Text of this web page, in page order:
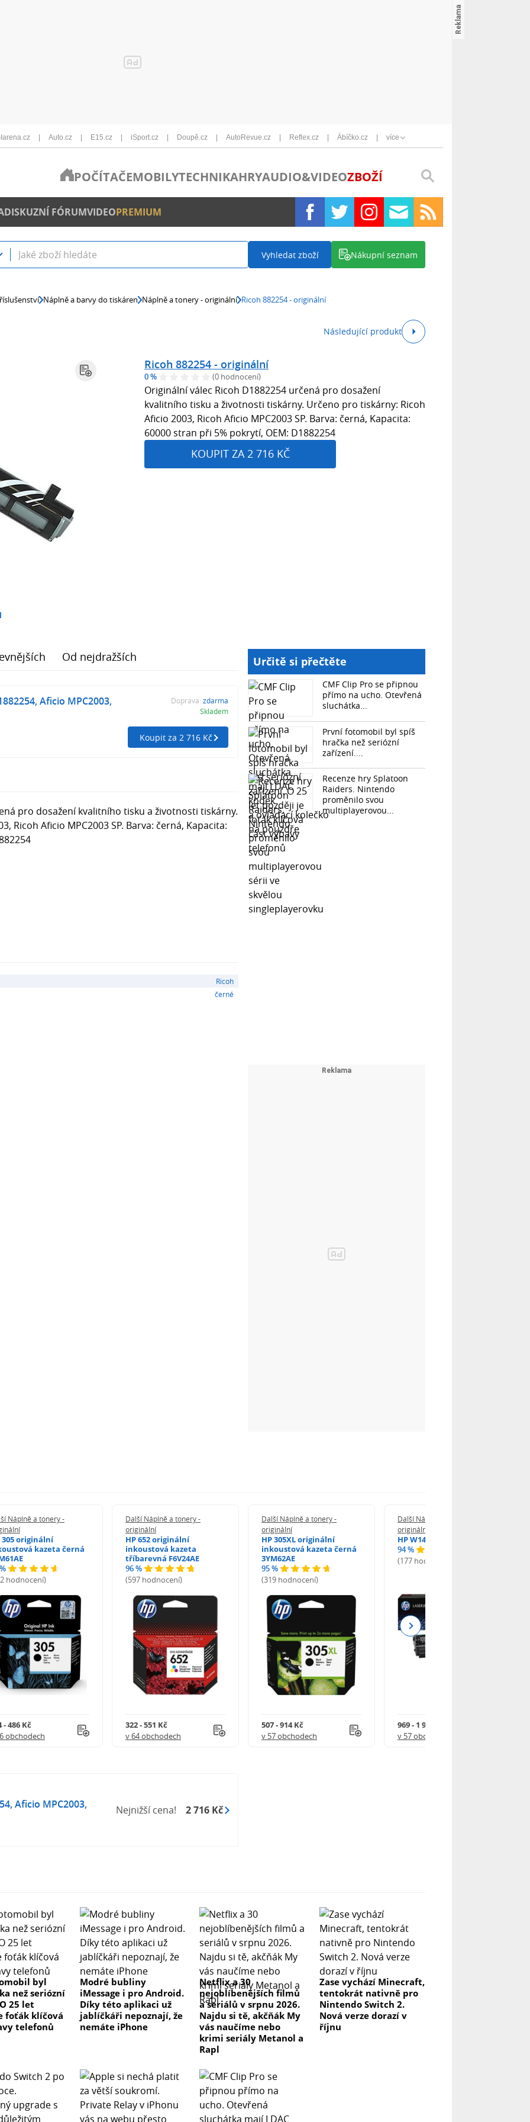
Auto.cz E15.cz iSport.cz Doupě.cz AutoRevue.cz Reflex.cz Ábíčko.cz více
POČÍTAČEMOBILYTECHNIKAHRYAUDIO&VIDEOZBOŽÍ
DISKUZNÍ FÓRUMVIDEOPREMIUM
Vyhledat zboží Nákupní seznam
Náplně a barvy do tiskáren Náplně a tonery - originální Ricoh 882254 - originální
Následující produkt
Ricoh 882254 - originální
0 % (0 hodnocení)
Originální válec Ricoh D1882254 určená pro dosažení
kvalitního tisku a životnosti tiskárny. Určeno pro tiskárny: Ricoh
Aficio 2003, Ricoh Aficio MPC2003 SP. Barva: černá, Kapacita:
60000 stran při 5% pokrytí, OEM: D1882254
KOUPIT ZA 2 716 KČ
Od nejdražších
Aficio MPC2003,
Doprava: zdarma
Skladem
Koupit za 2 716 Kč
pro dosažení kvalitního tisku a životnosti tiskárny.
Ricoh Aficio MPC2003 SP. Barva: černá, Kapacita:
Ricoh
černé
Určitě si přečtěte
CMF Clip Pro se připnou
přímo na ucho. Otevřená
sluchátka...
První fotomobil byl spíš
hračka než seriózní
zařízení....
Recenze hry Splatoon
Raiders. Nintendo
proměnilo svou
multiplayerovou...
Náplně a tonery -
305 originální
kazeta černá
hodnocení)
- 486 Kč
obchodech
Další Náplně a tonery -
originální
HP 652 originální
inkoustová kazeta
tříbarevná F6V24AE
96 %
(597 hodnocení)
322 - 551 Kč
v 64 obchodech
Další Náplně a tonery -
originální
HP 305XL originální
inkoustová kazeta černá
3YM62AE
95 %
(319 hodnocení)
507 - 914 Kč
v 57 obchodech
Další Náplně a tonery -
originální
HP W1420A - originální
94 %
(177 hodnocení)
969 - 1 918 Kč
v 57 obchodech
Next
Aficio MPC2003,
Nejnižší cena! 2 716 Kč
byl
než seriózní
25 let
foťák klíčová
telefonů
Modré bubliny
iMessage i pro Android.
Díky této aplikaci už
jablíčkáři nepoznají, že
nemáte iPhone
Netflix a 30
nejoblíbenějších filmů
a seriálů v srpnu 2026.
Najdu si tě, akčňák My
vás naučíme nebo
krimi seriály Metanol a
Rapl
Zase vychází Minecraft,
tentokrát nativně pro
Nintendo Switch 2.
Nová verze dorazí v
říjnu